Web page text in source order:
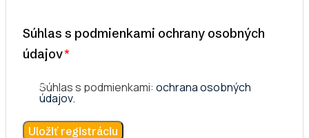
Súhlas s podmienkami ochrany osobných
údajov
Súhlas s podmienkami: ochrana osobných
údajov.